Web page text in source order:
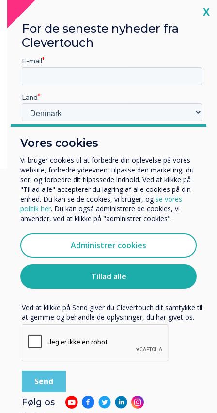
digital
information og
Udforsk CL Pro Extra
Du finder måske disse
interessante
11 Ways to use Digital
Signage to Engage
with Employees
Vores cookies
Vi bruger cookies til at forbedre din oplevelse på vores
website, forbedre ydeevnen, tilpasse den marketing, du
ser, og forbedre dit tilpassede indhold. Ved at klikke på
"Tillad alle" accepterer du lagring af alle cookies på din
enhed. Du kan se de cookies, vi bruger, og se vores
politik her. Du kan også administrere de cookies, vi
anvender, ved at klikke på "administrer cookies".
Administrer cookies
Tillad alle
X
For de seneste nyheder fra
Clevertouch
E-mail
Land
Uddannelse
Virksomhed
Andre
Organisationens navn
Vi vil gerne kontakte dig om vores produkter og tjenester
Jeg accepterer at modtage kommunikation fra
Clevertouch.
Du kan finde oplysninger om, hvordan vi indsamler og
bruger dine personlige oplysninger, i vores
privatlivspolitik.
Ved at klikke på Send giver du Clevertouch dit samtykke til
at gemme og behandle de oplysninger, du har givet os.
Følg os